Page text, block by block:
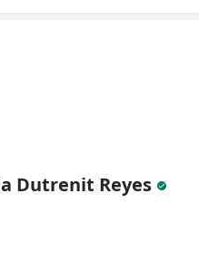
Dutrenit Reyes